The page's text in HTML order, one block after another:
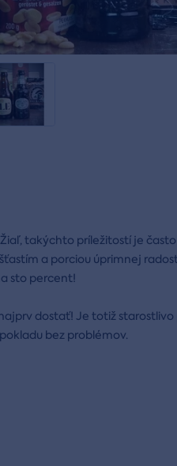
takýchto príležitostí je
a porciou úprimnej
sto percent!
dostať! Je totiž
bez problémov.